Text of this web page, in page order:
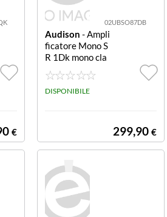
€
02UBSO87DB
Audison - Ampli
ficatore Mono S
R 1Dk mono cla
sse D 1 Canale
1200 W RMS 9
40 W 2 Ohm (6
00 W RMS 940
0020)
DISPONIBILE
299,90 €